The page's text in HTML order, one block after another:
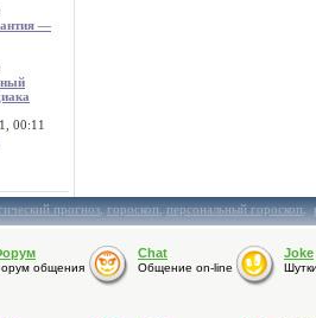
—
00:11
прогноз,гороскоп,персональный гороскоп,
общения
Chat
Общение on-line
Joke